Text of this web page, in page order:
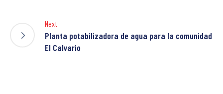
Next
Planta potabilizadora de agua para la comunidad
El Calvario